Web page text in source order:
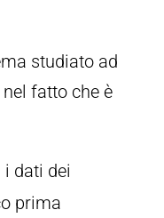
studiato ad
fatto che è
dati dei
prima